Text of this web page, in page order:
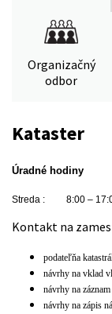
Organizačný
odbor
Kataster
Úradné hodiny
Streda : 8:00 –
Kontakt na
podateľňa
návrhy na vklad
návrhy na záznam
návrhy na zápis